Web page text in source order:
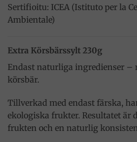
Sertifioitu: ICEA (Istituto per la
Ambientale)
Extra Körsbärssylt 230g
Endast naturliga ingredienser –
körsbär.
Tillverkad med endast färska,
ekologiska frukter. Resultatet är
frukten och en naturlig